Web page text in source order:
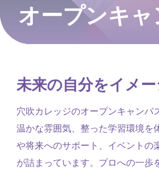
オープンキャ
未来の自分をイメー
穴吹カレッジのオープンキャンパ
温かな雰囲気、整った学習環境を
や将来へのサポート、イベントの
が詰まっています。プロへの一歩